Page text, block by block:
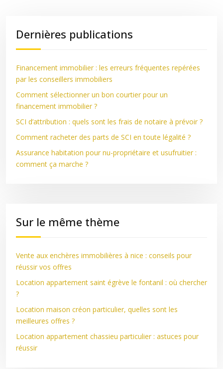
Dernières publications
Financement immobilier : les erreurs fréquentes repérées
par les conseillers immobiliers
Comment sélectionner un bon courtier pour un
financement immobilier ?
SCI d’attribution : quels sont les frais de notaire à prévoir ?
Comment racheter des parts de SCI en toute légalité ?
Assurance habitation pour nu-propriétaire et usufruitier :
comment ça marche ?
Sur le même thème
Vente aux enchères immobilières à nice : conseils pour
réussir vos offres
Location appartement saint égrève le fontanil : où chercher
?
Location maison créon particulier, quelles sont les
meilleures offres ?
Location appartement chassieu particulier : astuces pour
réussir